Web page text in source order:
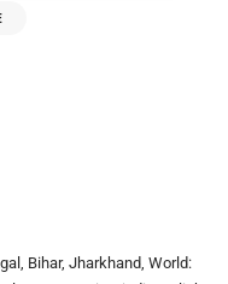
Bihar, Jharkhand, World: